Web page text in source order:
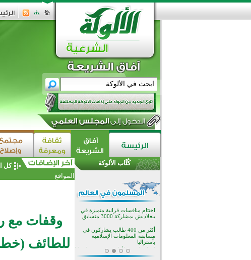
كل
المواقع
وقفات مع
للطائف
كُتَّاب الألوكة
اختتام الدورة التاسعة لمسابقة حفظ
وتلاوة القرآن الكريم في أزناكاييف
تيسليتش تختتم برنامجا تعليميا لتعزيز
القيم وبناء الشخصية للشباب
المسلمين
اختتام منافسات قرآنية متميزة في
أكثر من 400 طالب يشاركون في
مسابقة المعلومات الإسلامية
بأستراليا
افتتاح تاريخي لأول مسجد في بلييفليا
بالجبل الأسود منذ أكثر من قرن
منطقة ريبوفسي تحتفل بميلاد
مسجد جديد في أجواء إيمانية مميزة
أكبر مشروع إسلامي في ريف
أستراليا يفتتح أبوابه بعد سنوات من